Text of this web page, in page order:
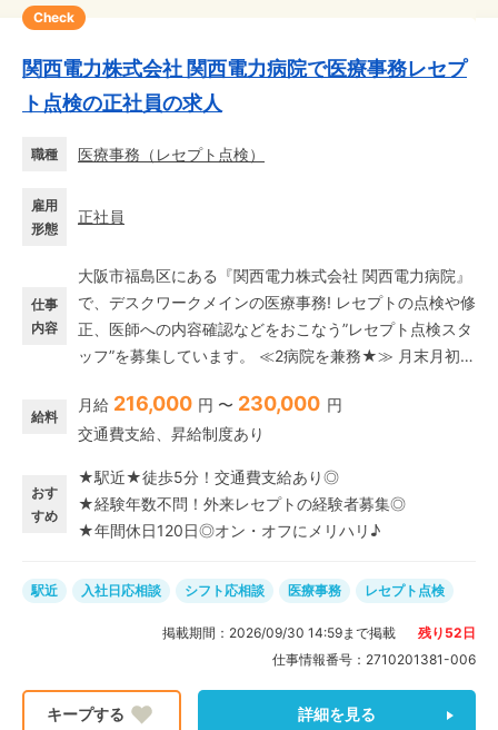
Check
関西電力株式会社 関西電力病院で医療事務レセプ
ト点検の正社員の求人
職種 医療事務 （ レセプト点検）
雇用
形態
正社員
仕事
内容
大阪市福島区にある『関西電力株式会社 関西電力病院』
で、デスクワークメインの医療事務! レセプトの点検や修
正、医師への内容確認などをおこなう”レセプト点検スタ
ッフ”を募集しています。 ≪2病院を兼務★≫ 月末月初の
徒歩10分以内と近くにある『JCHO大阪病院』での勤務
です。2病院を兼務するので新鮮な気持ちで飽きることな
揮できる!≫ 医療機関にて外来レセプト経験があればご応
募OK★培ってきた知識やスキルを活かせます!
給料
月給 216,000 円 〜 230,000 円
交通費支給、昇給制度あり
おす
すめ
★駅近★徒歩5分！交通費支給あり◎
★経験年数不問！外来レセプトの経験者募集◎
★年間休日120日◎オン・オフにメリハリ♪
駅近 入社日応相談 シフト応相談 医療事務 レセプト点検
掲載期間： 2026/09/30 14:59まで掲載 残り 52 日
仕事情報番号： 2710201381-006
詳細を見る